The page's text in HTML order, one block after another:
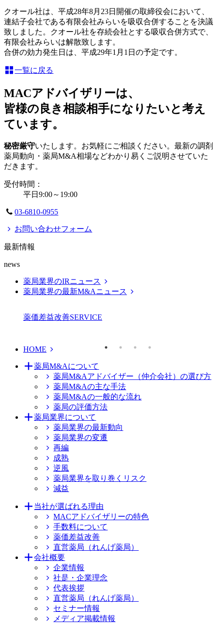
クオール社は、平成28年8月23日開催の取締役会において、
連結子会社である有限会社みらいを吸収合併することを決議
致しました。クオール社を存続会社とする吸収合併方式で、
有限会社みらいは解散致します。
合併の効力発生日は、平成29年1月1日の予定です。
一覧に戻る
MACアドバイザリーは、
皆様の良き相談相手になりたいと考え
ています。
秘密厳守いたします。お気軽にご相談ください。最新の調剤
薬局動向・薬局M&A相場などわかり易くご説明させていた
だきます。
受付時間：
平日9:00～19:00
03-6810-0955
お問い合わせフォーム
最新情報
news
薬局業界のIRニュース
薬局業界の最新M&Aニュース
薬価差益改善SERVICE
HOME
薬局M&Aについて
薬局M&Aアドバイザー（仲介会社）の選び方
薬局M&Aの主な手法
薬局M&Aの一般的な流れ
薬局の評価方法
薬局業界について
薬局業界の最新動向
薬局業界の変遷
再編
成熟
逆風
薬局業界を取り巻くリスク
減益
当社が選ばれる理由
MACアドバイザリーの特色
手数料について
薬価差益改善
直営薬局（れんげ薬局）
会社概要
企業情報
社是・企業理念
代表挨拶
直営薬局（れんげ薬局）
セミナー情報
メディア掲載情報